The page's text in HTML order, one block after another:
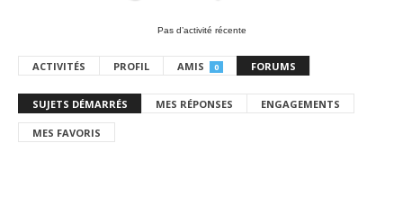
Pas d’activité récente
ACTIVITÉS PROFIL AMIS 0 FORUMS
SUJETS DÉMARRÉS MES RÉPONSES ENGAGEMENTS
MES FAVORIS